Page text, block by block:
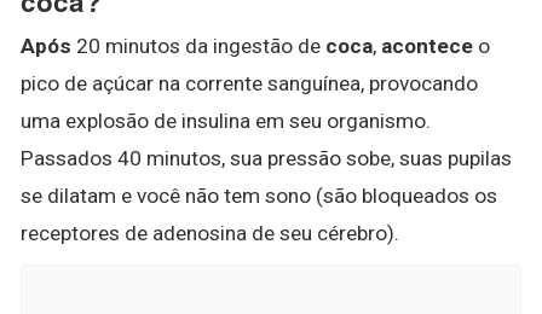
Após 20 minutos da ingestão de coca, acontece o
pico de açúcar na corrente sanguínea, provocando
uma explosão de insulina em seu organismo.
Passados 40 minutos, sua pressão sobe, suas pupilas
se dilatam e você não tem sono (são bloqueados os
receptores de adenosina de seu cérebro).